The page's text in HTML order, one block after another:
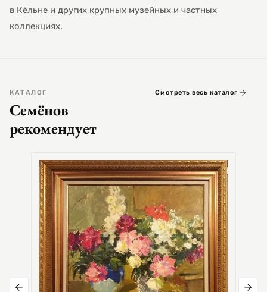
в Кёльне и других крупных музейных и частных
коллекциях.
КАТАЛОГ
Семёнов
рекомендует
Смотреть весь каталог